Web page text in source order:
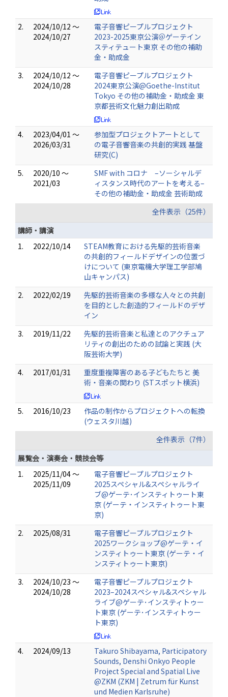
2.
2024/10/12 ～
2024/10/27
電子音響ピープルプロジェクト
2023-2025東京公演＠ゲーテイン
スティテュート東京 その他の補助
金・助成金
3.
2024/10/12 ～
2024/10/28
電子音響ピープルプロジェクト
2024東京公演@Goethe-Institut
Tokyo その他の補助金・助成金 東
京都芸術文化魅力創出助成
4.
2023/04/01 ～
2026/03/31
参加型プロジェクトアートとして
の電子音響音楽の共創的実践 基盤
研究(C)
5.
2020/10 ～
2021/03
SMF with コロナ –ソーシャルデ
ィスタンス時代のアートを考える–
その他の補助金・助成金 芸術助成
全件表示（25件）
講師・講演
1.
2022/10/14
STEAM教育における先駆的芸術音楽
の共創的フィールドデザインの位置づ
けについて (東京電機大学理工学部鳩
山キャンパス)
2.
2022/02/19
先駆的芸術音楽の多様な人々との共創
を目的とした創造的フィールドのデザ
イン
3.
2019/11/22
先駆的芸術音楽と私達とのアクチュア
リティの創出のための試論と実践 (大
阪芸術大学)
4.
2017/01/31
重度重複障害のある子どもたちと 美
術・音楽の関わり (STスポット横浜)
5. 2016/10/23
作品の制作からプロジェクトへの転換
(ウェスタ川越)
全件表示（7件）
展覧会・演奏会・競技会等
1.
2025/11/04 ～
2025/11/09
電子音響ピープルプロジェクト
2025スペシャル&スペシャルライ
ブ@ゲーテ･インスティトゥート東
京 (ゲーテ・インスティトゥート東
京)
2.
2025/08/31
電子音響ピープルプロジェクト
2025ワークショップ@ゲーテ・イ
ンスティトゥート東京 (ゲーテ・イ
ンスティトゥート東京)
3.
2024/10/23 ～
2024/10/28
電子音響ピープルプロジェクト
2023–2024スペシャル&スペシャル
ライブ@ゲーテ･インスティトゥー
ト東京 (ゲーテ･インスティトゥー
ト東京)
4. 2024/09/13
Takuro Shibayama, Participatory
Sounds, Denshi Onkyo People
Project Special and Spatial Live
@ZKM (ZKM | Zetrum für Kunst
und Medien Karlsruhe)